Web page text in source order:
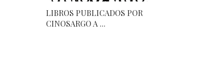
LIBROS PUBLICADOS POR
CINOSARGO A ...